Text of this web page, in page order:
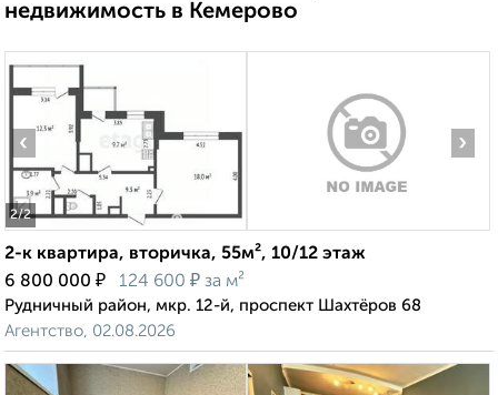
недвижимость в Кемерово
2/2
‹ ›
2-к квартира, вторичка, 55м², 10/12 этаж
6 800 000 ₽ 124 600 ₽ за м²
Рудничный район, мкр. 12-й, проспект Шахтёров 68
Агентство, 02.08.2026